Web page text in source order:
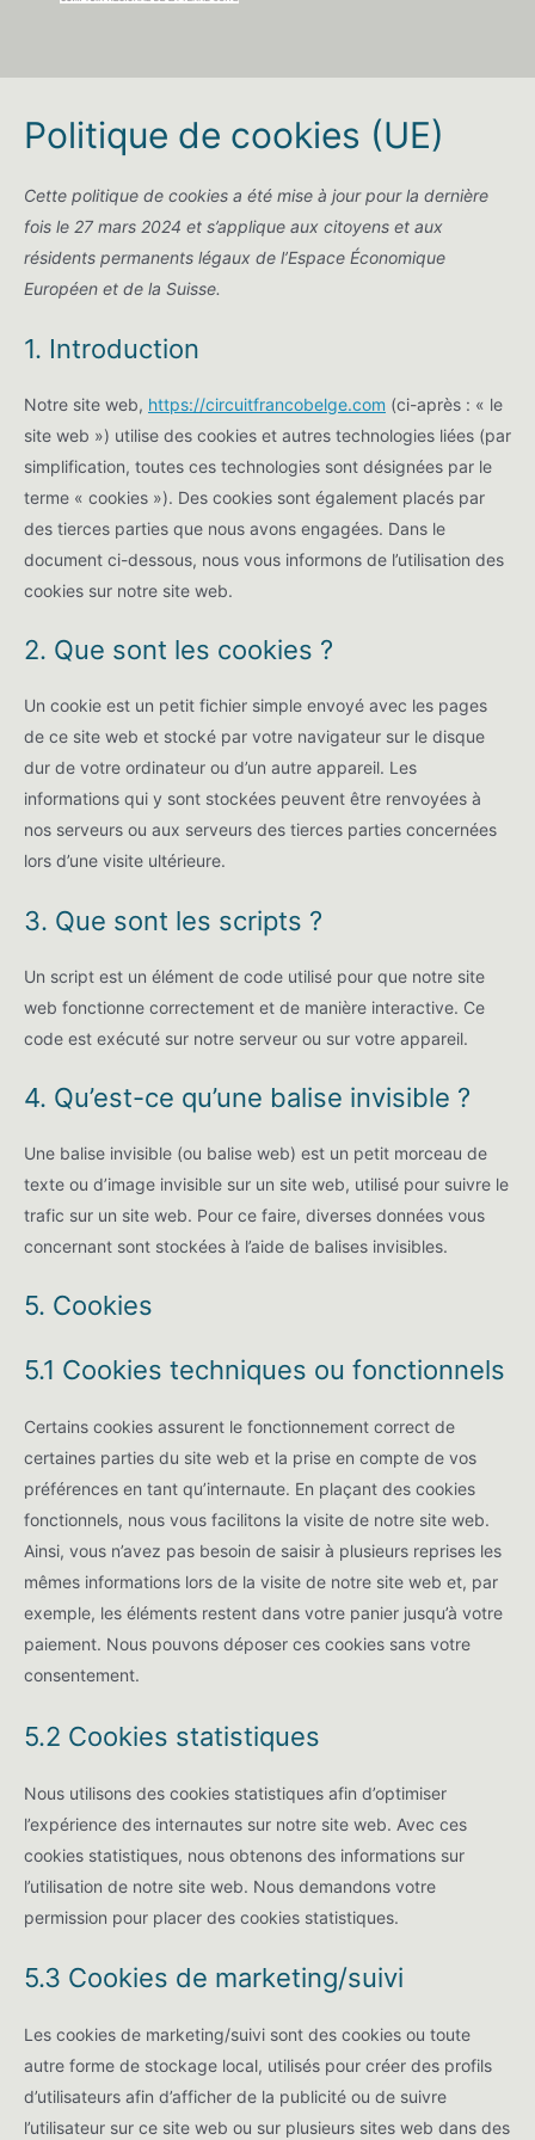
Politique de cookies (UE)
Cette politique de cookies a été mise à jour pour la dernière
fois le 27 mars 2024 et s’applique aux citoyens et aux
résidents permanents légaux de l’Espace Économique
Européen et de la Suisse.
1. Introduction
Notre site web, https://circuitfrancobelge.com (ci-après : « le
site web ») utilise des cookies et autres technologies liées (par
simplification, toutes ces technologies sont désignées par le
terme « cookies »). Des cookies sont également placés par
des tierces parties que nous avons engagées. Dans le
document ci-dessous, nous vous informons de l’utilisation des
cookies sur notre site web.
2. Que sont les cookies ?
Un cookie est un petit fichier simple envoyé avec les pages
de ce site web et stocké par votre navigateur sur le disque
dur de votre ordinateur ou d’un autre appareil. Les
informations qui y sont stockées peuvent être renvoyées à
nos serveurs ou aux serveurs des tierces parties concernées
lors d’une visite ultérieure.
3. Que sont les scripts ?
Un script est un élément de code utilisé pour que notre site
web fonctionne correctement et de manière interactive. Ce
code est exécuté sur notre serveur ou sur votre appareil.
4. Qu’est-ce qu’une balise invisible ?
Une balise invisible (ou balise web) est un petit morceau de
texte ou d’image invisible sur un site web, utilisé pour suivre le
trafic sur un site web. Pour ce faire, diverses données vous
concernant sont stockées à l’aide de balises invisibles.
5. Cookies
5.1 Cookies techniques ou fonctionnels
Certains cookies assurent le fonctionnement correct de
certaines parties du site web et la prise en compte de vos
préférences en tant qu’internaute. En plaçant des cookies
fonctionnels, nous vous facilitons la visite de notre site web.
Ainsi, vous n’avez pas besoin de saisir à plusieurs reprises les
mêmes informations lors de la visite de notre site web et, par
exemple, les éléments restent dans votre panier jusqu’à votre
paiement. Nous pouvons déposer ces cookies sans votre
consentement.
5.2 Cookies statistiques
Nous utilisons des cookies statistiques afin d’optimiser
l’expérience des internautes sur notre site web. Avec ces
cookies statistiques, nous obtenons des informations sur
l’utilisation de notre site web. Nous demandons votre
permission pour placer des cookies statistiques.
5.3 Cookies de marketing/suivi
Les cookies de marketing/suivi sont des cookies ou toute
autre forme de stockage local, utilisés pour créer des profils
d’utilisateurs afin d’afficher de la publicité ou de suivre
l’utilisateur sur ce site web ou sur plusieurs sites web dans des